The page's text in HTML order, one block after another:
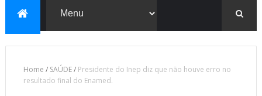
Home / SAÚDE/ Presidente do Inep diz que não houve erro no
resultado final do Enamed.